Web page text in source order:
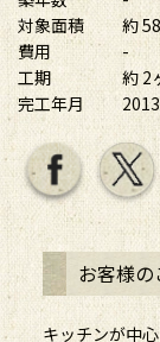
対象面積
約
費用
-
工期
約 2
完工年月
お客様の
キッチンが中